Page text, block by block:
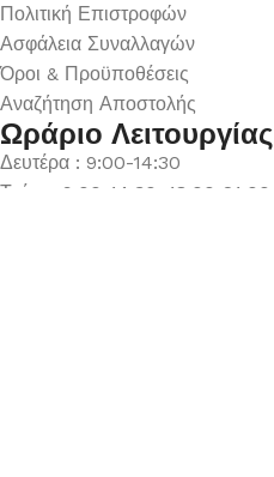
Πολιτική Επιστροφών
Ασφάλεια Συναλλαγών
Όροι & Προϋποθέσεις
Αναζήτηση Αποστολής
Ωράριο Λειτουργίας
Δευτέρα : 9:00-14:30
Τρίτη : 9:00-14:30, 18:00-21:00